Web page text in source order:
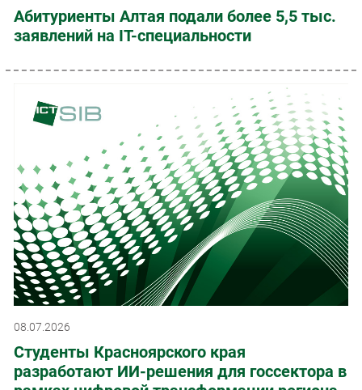
Абитуриенты Алтая подали более 5,5 тыс.
заявлений на IT-специальности
08.07.2026
Студенты Красноярского края
разработают ИИ-решения для госсектора в